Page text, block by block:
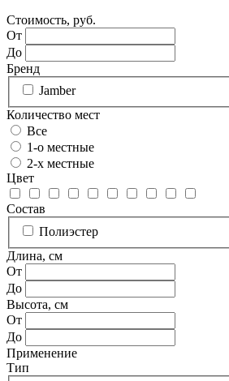
Стоимость, руб.
От
До
Бренд
Jamber
Количество мест
Все
1-о местные
2-х местные
Цвет
Состав
Полиэстер
Длина, см
От
До
Высота, см
От
До
Применение
Тип